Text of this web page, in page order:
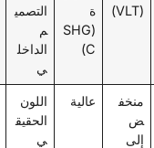
(VLT)
ة
(SHG
C)
التصمي
م
الداخل
ي
منخف
ض
إلى
عالية
اللون
الحقيق
ي